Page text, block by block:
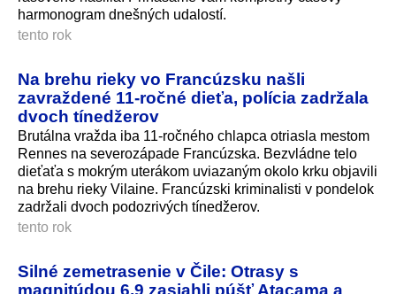
harmonogram dnešných udalostí.
tento rok
Na brehu rieky vo Francúzsku našli
zavraždené 11-ročné dieťa, polícia zadržala
dvoch tínedžerov
Brutálna vražda iba 11-ročného chlapca otriasla mestom
Rennes na severozápade Francúzska. Bezvládne telo
dieťaťa s mokrým uterákom uviazaným okolo krku objavili
na brehu rieky Vilaine. Francúzski kriminalisti v pondelok
zadržali dvoch podozrivých tínedžerov.
tento rok
Silné zemetrasenie v Čile: Otrasy s
magnitúdou 6,9 zasiahli púšť Atacama a